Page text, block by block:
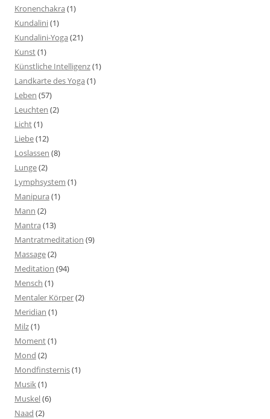
Kronenchakra(1)
Kundalini(1)
Kundalini-Yoga(21)
Kunst(1)
Künstliche Intelligenz(1)
Landkarte des Yoga(1)
Leben (57)
Leuchten (2)
Licht(1)
Liebe(12)
Loslassen (8)
Lunge(2)
Lymphsystem (1)
Manipura(1)
Mann (2)
Mantra(13)
Mantratmeditation (9)
Massage(2)
Meditation (94)
Mensch (1)
Mentaler Körper(2)
Meridian (1)
Milz(1)
Moment(1)
Mond (2)
Mondfinsternis(1)
Musik(1)
Muskel(6)
Naad (2)